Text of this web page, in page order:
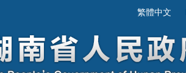
繁體中文